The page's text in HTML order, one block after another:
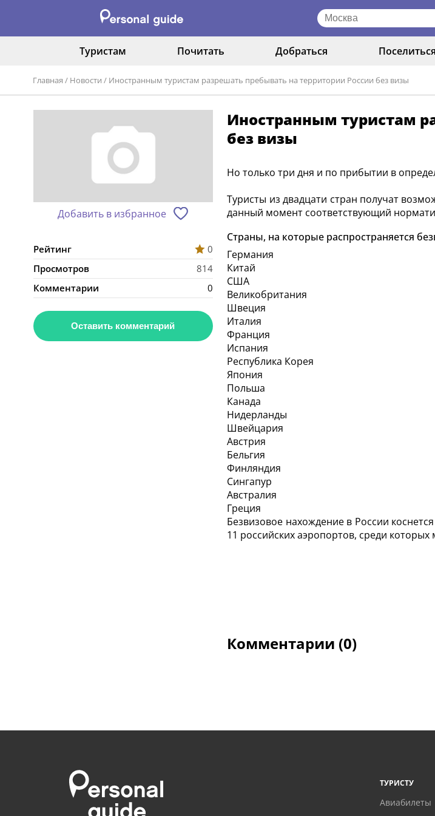
Туристам Почитать Добраться Поселиться
Главная / Новости / Иностранным туристам разрешать пребывать на территории России без визы
Добавить в избранное
Рейтинг
0
Просмотров
814
Комментарии
0
Оставить комментарий
Иностранным туристам
без визы
Но только три дня и по прибытии в
Туристы из двадцати стран получат
данный момент соответствующий
Страны, на которые распространяется
Германия
Китай
США
Великобритания
Швеция
Италия
Франция
Испания
Республика Корея
Япония
Польша
Канада
Нидерланды
Швейцария
Австрия
Бельгия
Финляндия
Сингапур
Австралия
Греция
Безвизовое нахождение в России
11 российских аэропортов, среди
Комментарии (0)
ТУРИСТУ
Авиабилеты